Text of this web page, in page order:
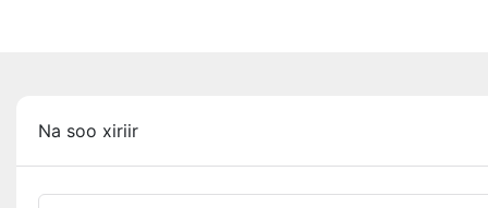
Na soo xiriir